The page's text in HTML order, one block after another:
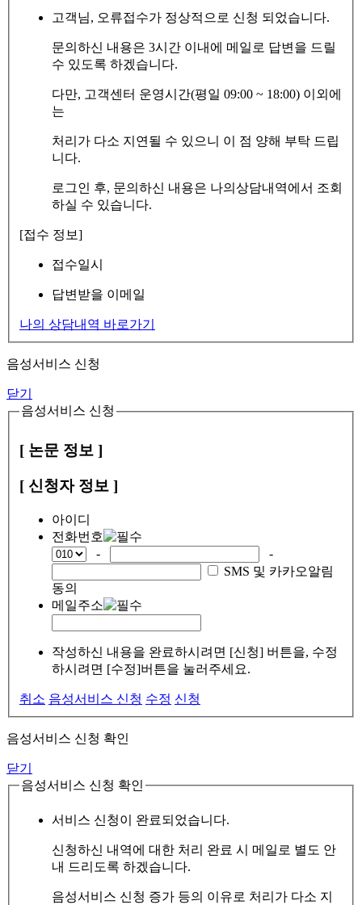
고객님, 오류접수가 정상적으로 신청 되었습니다.
문의하신 내용은 3시간 이내에 메일로 답변을 드릴
수 있도록 하겠습니다.
다만, 고객센터 운영시간(평일 09:00 ~ 18:00) 이외에
는
처리가 다소 지연될 수 있으니 이 점 양해 부탁 드립
니다.
로그인 후, 문의하신 내용은 나의상담내역에서 조회
하실 수 있습니다.
[접수 정보]
접수일시
답변받을 이메일
나의 상담내역 바로가기
음성서비스 신청
닫기
음성서비스 신청
[ 논문 정보 ]
[ 신청자 정보 ]
아이디
전화번호
-
-
SMS 및 카카오알림
동의
메일주소
작성하신 내용을 완료하시려면 [신청] 버튼을, 수정
하시려면 [수정]버튼을 눌러주세요.
취소 음성서비스 신청 수정 신청
음성서비스 신청 확인
닫기
음성서비스 신청 확인
서비스 신청이 완료되었습니다.
신청하신 내역에 대한 처리 완료 시 메일로 별도 안
내 드리도록 하겠습니다.
음성서비스 신청 증가 등의 이유로 처리가 다소 지